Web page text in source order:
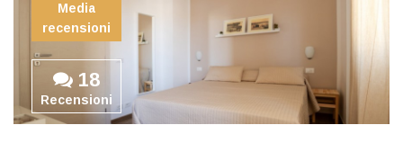
Media
recensioni
18
Recensioni